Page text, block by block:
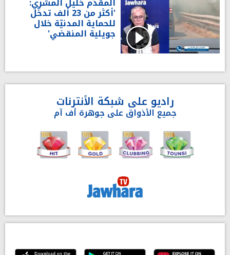
'أكثر من 23 ألف تدخّل
للحماية المدنيّة خلال
جويلية المنقضي'
راديو على شبكة الأنترنات
جميع الأذواق على جوهرة أف آم